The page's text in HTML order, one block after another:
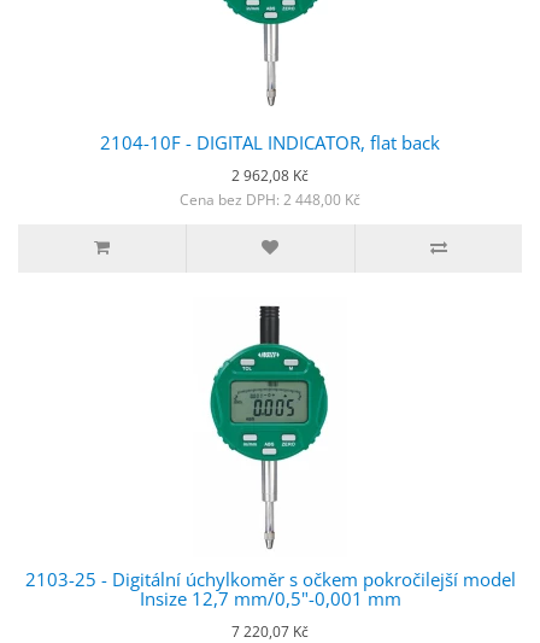
2104-10F - DIGITAL INDICATOR, flat back
2 962,08 Kč
Cena bez DPH: 2 448,00 Kč
2103-25 - Digitální úchylkoměr s očkem pokročilejší model
Insize 12,7 mm/0,5"-0,001 mm
7 220,07 Kč